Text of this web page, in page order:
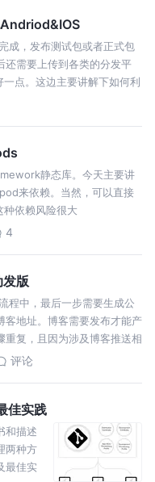
成，发布测试包或者正式包
还需要上传到各类的分发平
点。这边主要讲解下如何利
静态库。今天主要讲
来依赖。当然，可以直接
依赖风险很大
4
版
程中，最后一步需要生成公
客地址。博客需要发布才能产
复，且因为涉及博客推送相
评论
佳实践
和描述
两种方
最佳实